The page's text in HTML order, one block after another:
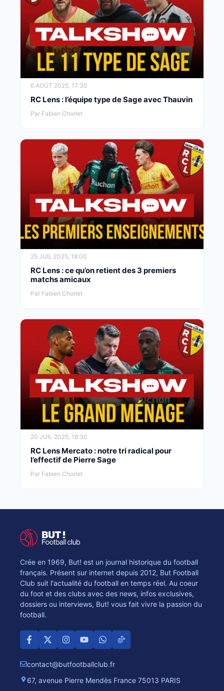
6 AOÛT 2025, 17:30
RC Lens : l’équipe type de Sage avec Thauvin
Par Fabien Chorlet
25 JUIL 2025, 18:00
RC Lens : ce qu’on retient des 3 premiers
matchs amicaux
Par Fabien Chorlet
20 JUIL 2025, 18:30
RC Lens Mercato : notre tri radical pour
l’effectif de Pierre Sage
Par Fabien Chorlet
Crée en 1969, But! est un journal historique du football
français. Présent sur internet depuis 2012, But Football
Club suit l'actualité du football en temps réel. Au coeur
du foot et des clubs avec des news, infos exclusives,
dossiers ou interviews, But! vous fait vivre la passion du
football.
contact@butfootballclub.fr
67, avenue Pierre Mendès France 75013 PARIS